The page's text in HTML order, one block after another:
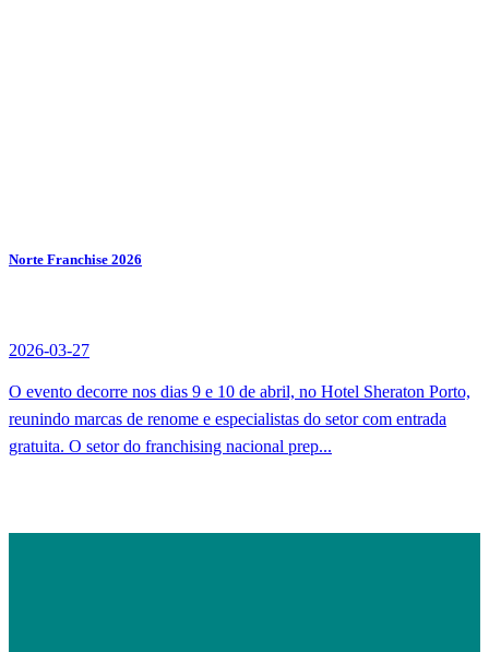
Norte Franchise 2026
2026-03-27
O evento decorre nos dias 9 e 10 de abril, no Hotel Sheraton Porto,
reunindo marcas de renome e especialistas do setor com entrada
gratuita. O setor do franchising nacional prep...